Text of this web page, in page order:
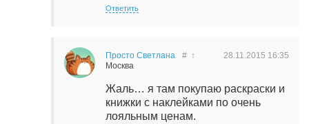
Ответить
Просто Светлана
Москва
28.11.2015 16:35
# ↑
Жаль… я там покупаю раскраски и
книжки с наклейками по очень
лояльным ценам.